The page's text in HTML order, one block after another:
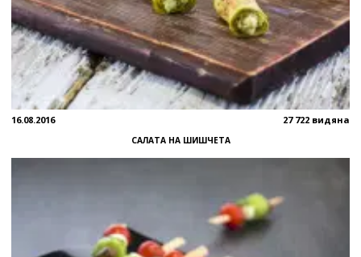
16.08.2016 27 722 видяна
САЛАТА НА ШИШЧЕТА